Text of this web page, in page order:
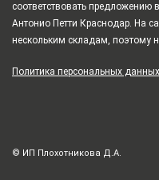
соответствовать
Антонио Петти Краснодар. На
нескольким складам, поэтому
Политика персональных данных
© ИП Плохотникова Д.А.